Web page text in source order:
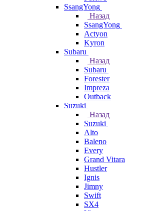
SsangYong
Назад
SsangYong
Actyon
Kyron
Subaru
Назад
Subaru
Forester
Impreza
Outback
Suzuki
Назад
Suzuki
Alto
Baleno
Every
Grand Vitara
Hustler
Ignis
Jimny
Swift
SX4